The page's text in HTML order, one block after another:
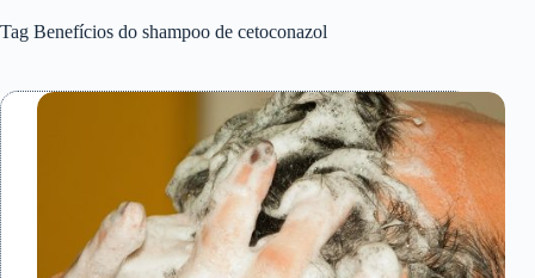
Tag Benefícios do shampoo de cetoconazol